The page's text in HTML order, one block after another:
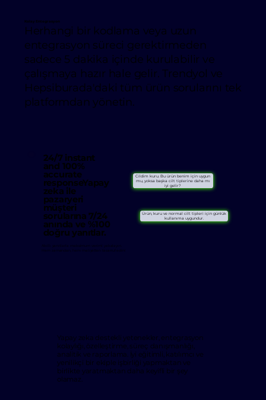
Kolay Entegrasyon
Herhangi bir kodlama veya uzun
entegrasyon süreci gerektirmeden
sadece 5 dakika içinde kurulabilir ve
çalışmaya hazır hale gelir. Trendyol ve
Hepsiburada'daki tüm ürün sorularını tek
platformdan yönetin.
Hem zamandan, hem maliyetten tasarruf edin!
Ürün, kuru ve normal cilt tipleri için günlük
kullanıma uygundur.
Cildim kuru. Bu ürün benim için uygun
mu, yoksa başka cilt tiplerine daha mı
iyi gelir?
24/7 instant
and 100%
accurate
responseYapay
zeka ile
pazaryeri
müşteri
sorularına 7/24
anında ve %100
doğru yanıtlar.
Yapay zeka destekli yetenekler, entegrasyon
kolaylığı, özelleştirme, süreç danışmanlığı,
analitik ve raporlama. İyi eğitimli, katılımcı ve
yenilikçi bir ekiple işbirliği yapmaktan ve
birlikte yaratmaktan daha keyifli bir şey
olamaz.